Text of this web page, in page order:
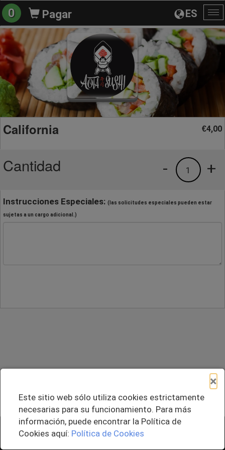
ES
0 Pagar
California €4,00
Cantidad +
1
-
Instrucciones Especiales: (las solicitudes especiales pueden estar
sujetas a un cargo adicional.)
+ Agregar al Pedido
×
Este sitio web sólo utiliza cookies estrictamente
necesarias para su funcionamiento. Para más
información, puede encontrar la Política de
Cookies aquí: Política de Cookies